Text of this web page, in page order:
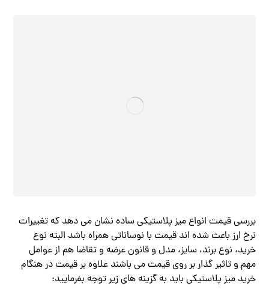
بررسی قیمت انواع میز پلاستیکی ساده نشان می دهد که تغییرات
نرخ ارز باعث شده اند قیمت با نوساناتی همراه باشد البته نوع
خرید، نوع برند، سایز، مدل و قانون عرضه و تقاضا هم از عوامل
مهم و تاثیر گذار بر روی قیمت می باشند علاوه بر قیمت در هنگام
خرید میز پلاستیکی باید به گزینه های زیر توجه بفرمایید: